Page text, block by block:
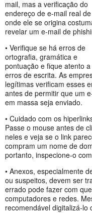
mail, mas a verificação do
endereço de e-mail real de
onde ele se origina
revelar um e-mail de
• Verifique se há erros de
ortografia, gramática e
pontuação e fique atento a
erros de escrita. As
legítimas verificam esses
antes de permitir que um
em massa seja enviado.
• Cuidado com os
Passe o mouse antes de
neles e veja se o link
compram um nome de
portanto, inspecione-o
• Anexos, especialmente
ou suspeitos, devem ser
errado pode fazer com
computadores e redes.
recomendável digitalizá-lo